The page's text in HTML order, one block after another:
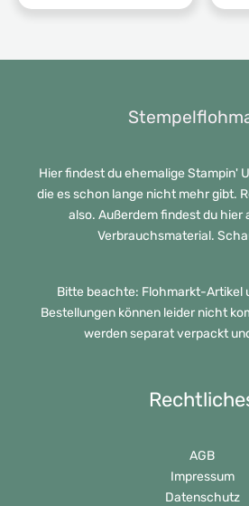
war:
ist:
Hier findest du ehemalige Stampin'
die es schon lange nicht mehr gibt.
also. Außerdem findest du hier
Verbrauchsmaterial.
Bitte beachte: Flohmarkt-Artikel
Bestellungen können leider nicht
werden separat verpackt
AGB
Impressum
Datenschutz